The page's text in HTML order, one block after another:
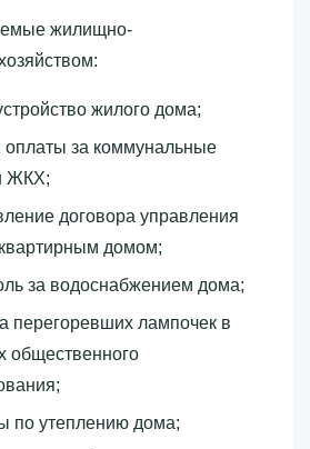
жилищно-
жилого дома;
оплаты за коммунальные
ЖКХ;
договора управления
домом;
за водоснабжением дома;
перегоревших лампочек в
общественного
по утеплению дома;